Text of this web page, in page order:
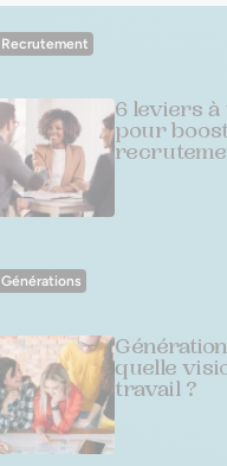
Recrutement
6 leviers
pour
Générations
quelle
travail ?